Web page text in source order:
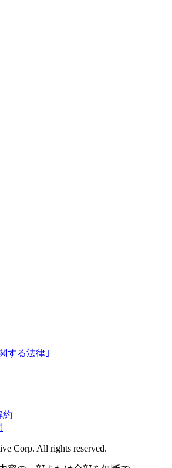
する法律｣
約
Corp. All rights reserved.